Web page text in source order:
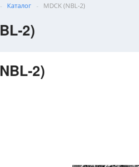
- Каталог - MDCK (NBL-2)
2)
2)